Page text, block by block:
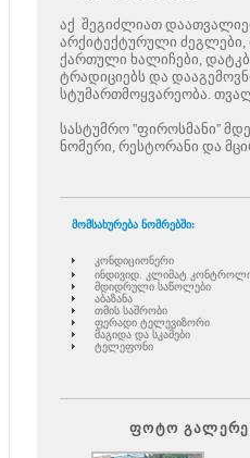
აქ შეგიძლიათ
არქიტექტურული
ქართული ხალიჩები,
ტრადიციებს და
სტუმართმოყვარეობა.
სასტუმრო ''ფიროსმანი''
ნომერი, რესტორანი და
მომსახურება ნომრებში:
კონდიციონერი
ინდივიდ. კლიმატ
მდიდრული საწოლები
აბაზანა
თმის საშრობი
ფერადი ტელევიზორი
მაგიდა და სკამები
ტელეფონი
ფოტო